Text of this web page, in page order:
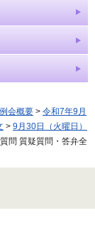
会概要 > 令和7年9月
> 9月30日（火曜日）
問 質疑質問・答弁全